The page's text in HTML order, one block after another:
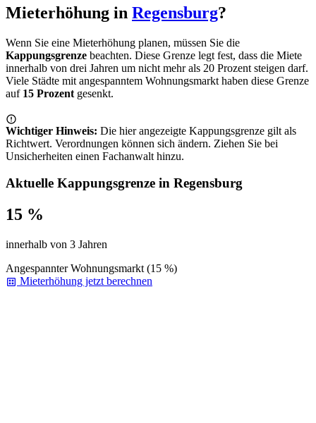
Mieterhöhung in Regensburg?
Wenn Sie eine Mieterhöhung planen, müssen Sie die
Kappungsgrenze beachten. Diese Grenze legt fest, dass die Miete
innerhalb von drei Jahren um nicht mehr als 20 Prozent steigen darf.
Viele Städte mit angespanntem Wohnungsmarkt haben diese Grenze
auf 15 Prozent gesenkt.
Wichtiger Hinweis: Die hier angezeigte Kappungsgrenze gilt als
Richtwert. Verordnungen können sich ändern. Ziehen Sie bei
Unsicherheiten einen Fachanwalt hinzu.
Aktuelle Kappungsgrenze in Regensburg
15 %
innerhalb von 3 Jahren
Angespannter Wohnungsmarkt (15 %)
Mieterhöhung jetzt berechnen